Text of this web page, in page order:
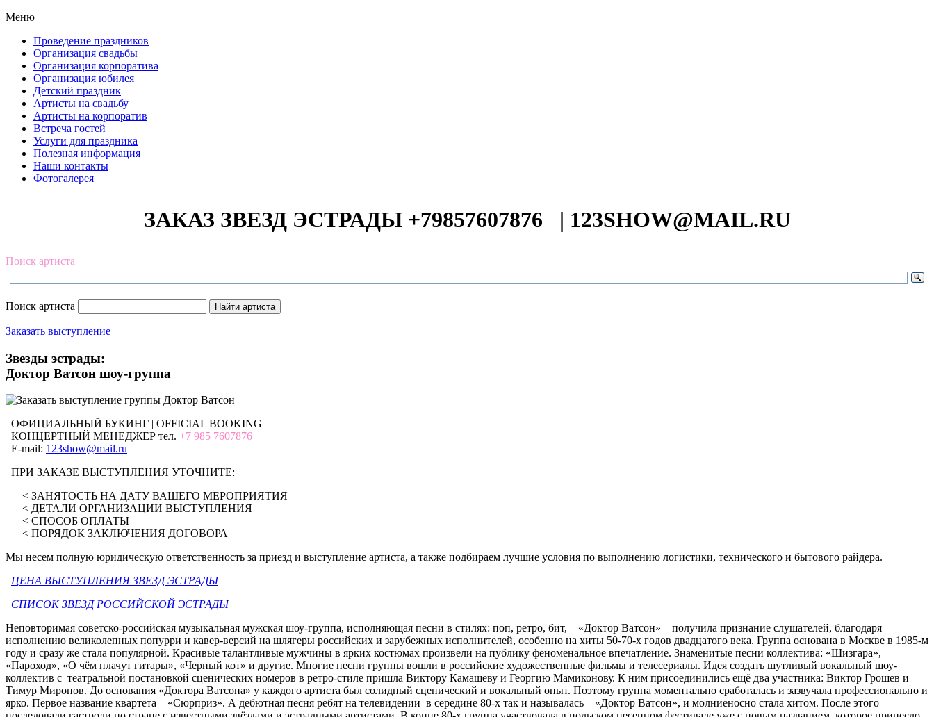
Меню
Проведение праздников
Организация свадьбы
Организация корпоратива
Организация юбилея
Детский праздник
Артисты на свадьбу
Артисты на корпоратив
Встреча гостей
Услуги для праздника
Полезная информация
Наши контакты
Фотогалерея
ЗАКАЗ ЗВЕЗД ЭСТРАДЫ +79857607876 | 123SHOW@MAIL.RU
Поиск артиста
Поиск артиста
Заказать выступление
Звезды эстрады:
Доктор Ватсон шоу-группа
ОФИЦИАЛЬНЫЙ БУКИНГ | OFFICIAL BOOKING
КОНЦЕРТНЫЙ МЕНЕДЖЕР тел. +7 985 7607876
E-mail: 123show@mail.ru
ПРИ ЗАКАЗЕ ВЫСТУПЛЕНИЯ УТОЧНИТЕ:
< ЗАНЯТОСТЬ НА ДАТУ ВАШЕГО МЕРОПРИЯТИЯ
< ДЕТАЛИ ОРГАНИЗАЦИИ ВЫСТУПЛЕНИЯ
< СПОСОБ ОПЛАТЫ
< ПОРЯДОК ЗАКЛЮЧЕНИЯ ДОГОВОРА
Мы несем полную юридическую ответственность за приезд и выступление артиста, а также подбираем лучшие условия по выполнению логистики, технического и бытового райдера.
ЦЕНА ВЫСТУПЛЕНИЯ ЗВЕЗД ЭСТРАДЫ
СПИСОК ЗВЕЗД РОССИЙСКОЙ ЭСТРАДЫ
Неповторимая советско-российская музыкальная мужская шоу-группа, исполняющая песни в стилях: поп, ретро, бит, – «Доктор Ватсон» – получила признание слушателей, благодаря
исполнению великолепных попурри и кавер-версий на шлягеры российских и зарубежных исполнителей, особенно на хиты 50-70-х годов двадцатого века. Группа основана в Москве в 1985-м
году и сразу же стала популярной. Красивые талантливые мужчины в ярких костюмах произвели на публику феноменальное впечатление. Знаменитые песни коллектива: «Шизгара»,
«Пароход», «О чём плачут гитары», «Черный кот» и другие. Многие песни группы вошли в российские художественные фильмы и телесериалы. Идея создать шутливый вокальный шоу-
коллектив с театральной постановкой сценических номеров в ретро-стиле пришла Виктору Камашеву и Георгию Мамиконову. К ним присоединились ещё два участника: Виктор Грошев и
Тимур Миронов. До основания «Доктора Ватсона» у каждого артиста был солидный сценический и вокальный опыт. Поэтому группа моментально сработалась и зазвучала профессионально и
ярко. Первое название квартета – «Сюрприз». А дебютная песня ребят на телевидении в середине 80-х так и называлась – «Доктор Ватсон», и молниеносно стала хитом. После этого